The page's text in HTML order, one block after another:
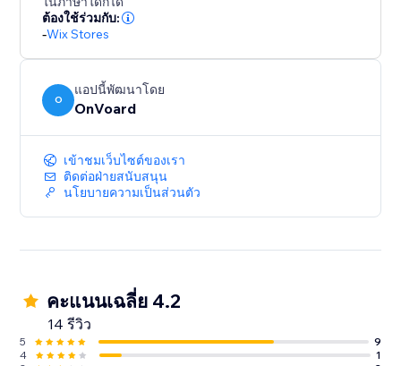
- Also Bought
- Similar Items
- Recently Viewed
- Handpicked Items
- Best Selling
- Trending
- Selling Out Soon
- New Arrivals
- Recently Sold
ต้องใช้ร่วมกับ:
-Wix Stores
O
แอปนี้พัฒนาโดย
OnVoard
เข้าชมเว็บไซต์ของเรา
ติดต่อฝ่ายสนับสนุน
นโยบายความเป็นส่วนตัว
คะแนนเฉลี่ย 4.2
14 รีวิว
5
9
4
1